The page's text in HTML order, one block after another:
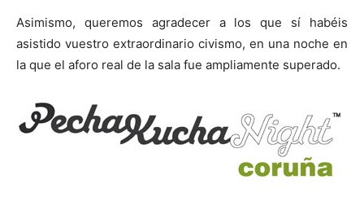
Asimismo, queremos agradecer a los que sí habéis
asistido vuestro extraordinario civismo, en una noche en
la que el aforo real de la sala fue ampliamente superado.